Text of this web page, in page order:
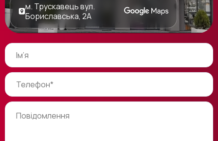
м. Трускавець вул.
Бориславська, 2А